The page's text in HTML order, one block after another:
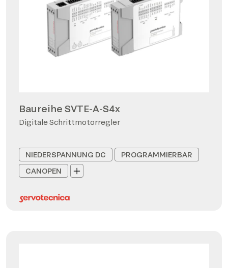
Baureihe SVTE-A-S4x
Digitale Schrittmotorregler
NIEDERSPANNUNG DC
PROGRAMMIERBAR
CANOPEN